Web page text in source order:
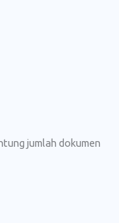
jumlah dokumen